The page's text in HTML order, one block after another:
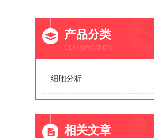
产品分类
CLASSIFICATION
细胞分析
相关文章